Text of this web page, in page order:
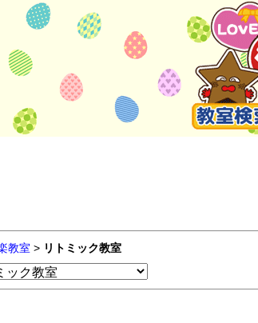
教室 > リトミック教室